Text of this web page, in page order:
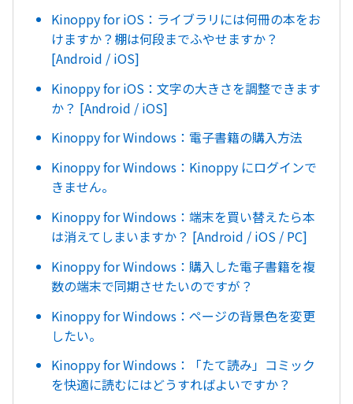
Kinoppy for iOS：ライブラリには何冊の本をお
けますか？棚は何段までふやせますか？
[Android / iOS]
Kinoppy for iOS：文字の大きさを調整できます
か？ [Android / iOS]
Kinoppy for Windows：電子書籍の購入方法
Kinoppy for Windows：Kinoppy にログインで
きません。
Kinoppy for Windows：端末を買い替えたら本
は消えてしまいますか？ [Android / iOS / PC]
Kinoppy for Windows：購入した電子書籍を複
数の端末で同期させたいのですが？
Kinoppy for Windows：ページの背景色を変更
したい。
Kinoppy for Windows：「たて読み」コミック
を快適に読むにはどうすればよいですか？